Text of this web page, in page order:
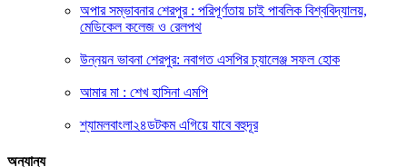
অপার সম্ভাবনার শেরপুর : পরিপূর্ণতায় চাই পাবলিক বিশ্ববিদ্যালয়,
মেডিকেল কলেজ ও রেলপথ
উন্নয়ন ভাবনা শেরপুর: নবাগত এসপির চ্যালেঞ্জ সফল হোক
আমার মা : শেখ হাসিনা এমপি
শ্যামলবাংলা২৪ডটকম এগিয়ে যাবে বহুদূর
অন্যান্য